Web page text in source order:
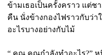
ข้ามเธอเป็นครั้งคราว แต่ช
คืน นั่งข้างกองไฟราวกับว่า
อะไรบางอย่างกับไม้
“ คุณ คุณกำลังทำอะไร?” ห